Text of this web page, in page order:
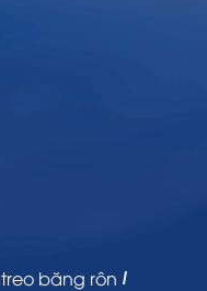
treo băng rôn